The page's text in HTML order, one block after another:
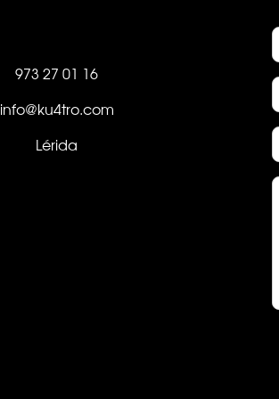
973 27 01 16
info@ku4tro.com
Lérida